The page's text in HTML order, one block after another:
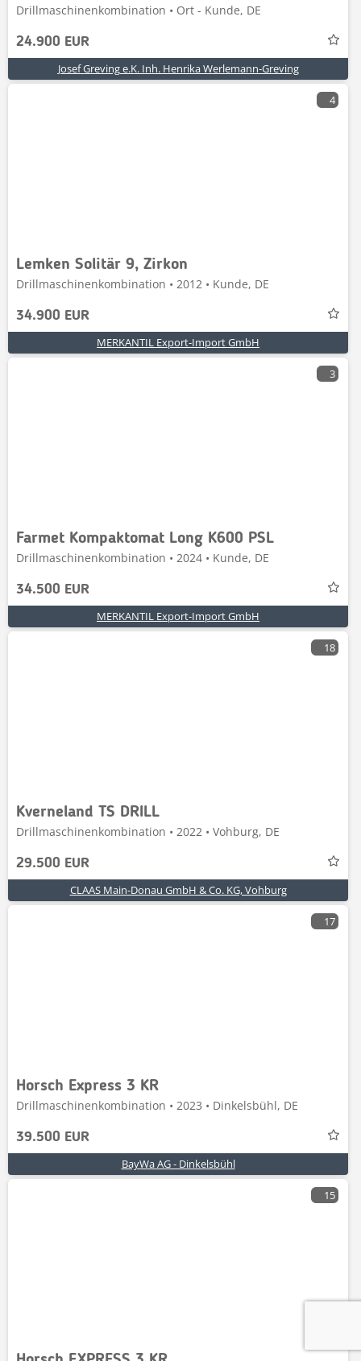
Drillmaschinenkombination • Ort - Kunde, DE
24.900 EUR
Josef Greving e.K. Inh. Henrika Werlemann-Greving
4
Lemken Solitär 9, Zirkon
Drillmaschinenkombination • 2012 • Kunde, DE
34.900 EUR
MERKANTIL Export-Import GmbH
3
Farmet Kompaktomat Long K600 PSL
Drillmaschinenkombination • 2024 • Kunde, DE
34.500 EUR
MERKANTIL Export-Import GmbH
18
Kverneland TS DRILL
Drillmaschinenkombination • 2022 • Vohburg, DE
29.500 EUR
CLAAS Main-Donau GmbH & Co. KG, Vohburg
17
Horsch Express 3 KR
Drillmaschinenkombination • 2023 • Dinkelsbühl, DE
39.500 EUR
BayWa AG - Dinkelsbühl
15